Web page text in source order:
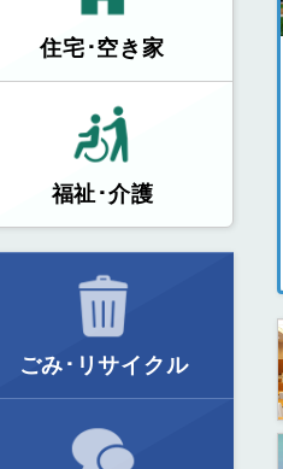
住宅･空き家
福祉･介護
ごみ･リサイクル